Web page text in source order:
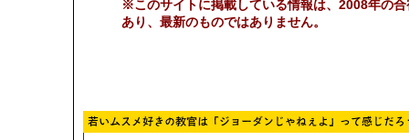
※このサイトに掲載している情報は、2008年の
あり、最新のものではありません。